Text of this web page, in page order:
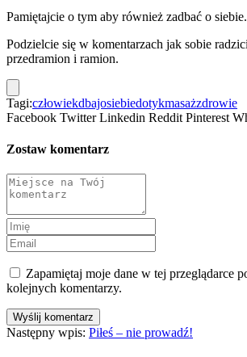
Pamiętajcie o tym aby również zadbać o siebie.
Podzielcie się w komentarzach jak sobie
przedramion i ramion.
Tagi:człowiekdbajosiebiedotykmasażzdrowie
Facebook Twitter Linkedin Reddit Pinterest
Zostaw komentarz
Zapamiętaj moje dane w tej przeglądarce
kolejnych komentarzy.
Wyślij komentarz
Następny wpis: Piłeś – nie prowadź!